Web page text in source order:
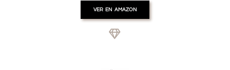
VER EN AMAZON